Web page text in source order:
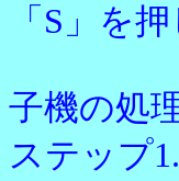
「S」を
子機の処
ステップ